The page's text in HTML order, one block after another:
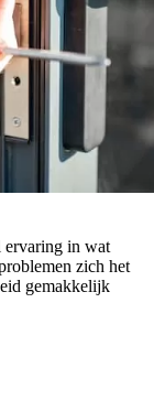
ervaring in wat
zich het
gemakkelijk